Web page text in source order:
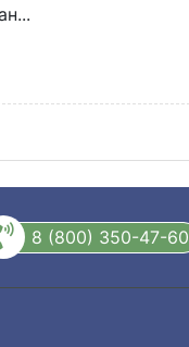
8 (800) 350-47-60